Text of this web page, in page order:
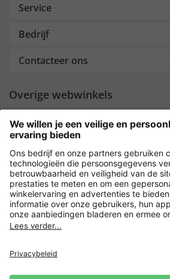
Service
Bedrijf
Contacteer ons
Overige webwinkels
Nederland
Payment and Delivery
Versleuteling met